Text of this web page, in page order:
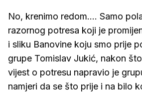
No, krenimo redom.... Samo
razornog potresa koji je
i sliku Banovine koju smo prije
grupe Tomislav Jukić, nakon
vijest o potresu napravio je
namjeri da se što prije i na bilo